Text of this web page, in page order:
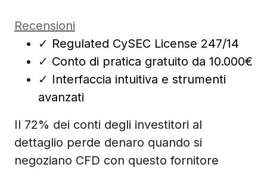
Recensioni
✓ Regulated CySEC License 247/14
✓ Conto di pratica gratuito da 10.000€
✓ Interfaccia intuitiva e strumenti
avanzati
Il 72% dei conti degli investitori al
dettaglio perde denaro quando si
negoziano CFD con questo fornitore